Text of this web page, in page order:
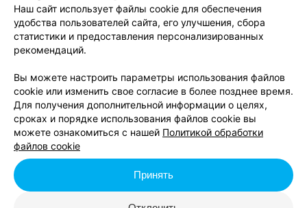
Согласен опубликовать отзыв. Подробнее об
прав
Добавить отзыв
Нажимая кнопку «Добавить отзыв», вы принимаете
Пользовательского соглашения
Наш сайт использует файлы cookie для обеспечения
удобства пользователей сайта, его улучшения, сбора
статистики и предоставления персонализированных
рекомендаций.
Вы можете настроить параметры использования файлов
cookie или изменить свое согласие в более позднее время.
Для получения дополнительной информации о целях,
сроках и порядке использования файлов cookie вы
можете ознакомиться с нашей Политикой обработки
файлов cookie
Принять